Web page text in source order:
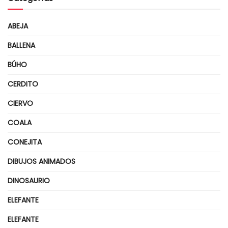
ABEJA
BALLENA
BÚHO
CERDITO
CIERVO
COALA
CONEJITA
DIBUJOS ANIMADOS
DINOSAURIO
ELEFANTE
ELEFANTE